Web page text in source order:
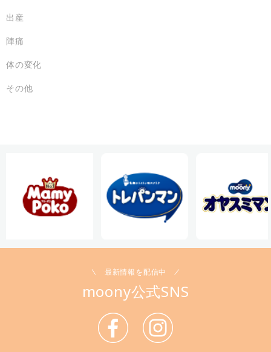
出産
陣痛
体の変化
その他
最新情報を配信中
moony公式SNS